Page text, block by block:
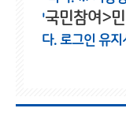
'국민참여>
다. 로그인 유지